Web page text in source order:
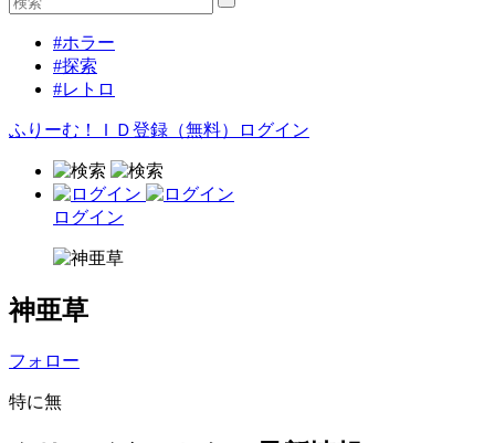
#ホラー
#探索
#レトロ
ふりーむ！ＩＤ登録（無料） ログイン
ログイン
神亜草
フォロー
特に無